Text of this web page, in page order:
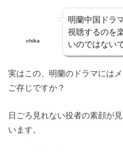
chika
明蘭中国ドラ
視聴するのを
いのではない
実はこの、明蘭のドラマには
ご存じですか？
日ごろ見れない役者の素顔が
います。